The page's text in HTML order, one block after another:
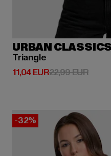
URBAN CLASSICS
Triangle
11,04 EUR
Derzeitiger Preis: 11,04 EUR
22,99 EUR
-32%